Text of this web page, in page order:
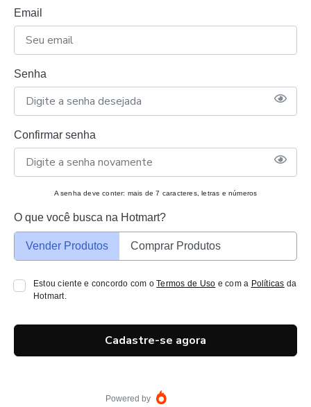
Email
Senha
Confirmar senha
A senha deve conter: mais de 7 caracteres, letras e números
O que você busca na Hotmart?
Vender Produtos Comprar Produtos
Estou ciente e concordo com oTermos de Uso e com a Políticas da
Hotmart.
Cadastre-se agora
Powered by